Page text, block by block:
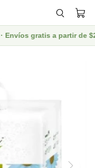
gratis a partir de